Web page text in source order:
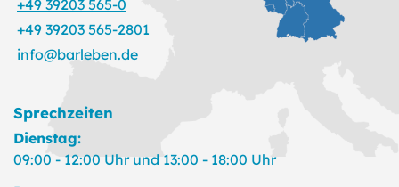
+49 39203 565-0
+49 39203 565-2801
info@barleben.de
Sprechzeiten
Dienstag:
09:00 - 12:00 Uhr und 13:00 - 18:00 Uhr